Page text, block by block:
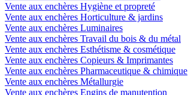
Vente aux enchères Hygiène et propreté
Vente aux enchères Horticulture & jardins
Vente aux enchères Luminaires
Vente aux enchères Travail du bois & du métal
Vente aux enchères Esthétisme & cosmétique
Vente aux enchères Copieurs & Imprimantes
Vente aux enchères Pharmaceutique & chimique
Vente aux enchères Métallurgie
Vente aux enchères Engins de manutention